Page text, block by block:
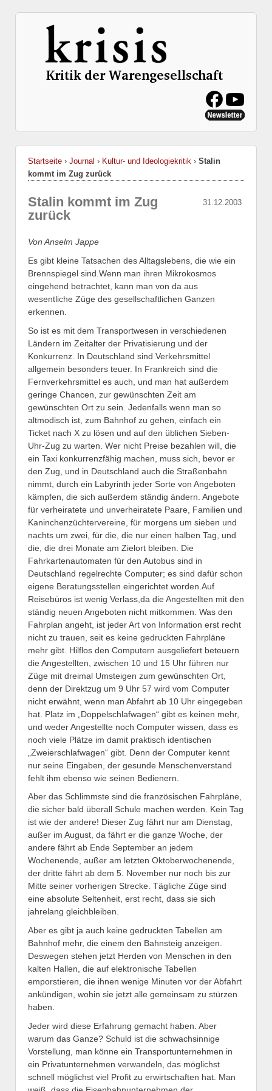
Startseite › Journal › Kultur- und Ideologiekritik › Stalin
kommt im Zug zurück
31.12.2003
Stalin kommt im Zug
zurück
Von Anselm Jappe
Es gibt kleine Tatsachen des Alltagslebens, die wie ein
Brennspiegel sind.Wenn man ihren Mikrokosmos
eingehend betrachtet, kann man von da aus
wesentliche Züge des gesellschaftlichen Ganzen
erkennen.
So ist es mit dem Transportwesen in verschiedenen
Ländern im Zeitalter der Privatisierung und der
Konkurrenz. In Deutschland sind Verkehrsmittel
allgemein besonders teuer. In Frankreich sind die
Fernverkehrsmittel es auch, und man hat außerdem
geringe Chancen, zur gewünschten Zeit am
gewünschten Ort zu sein. Jedenfalls wenn man so
altmodisch ist, zum Bahnhof zu gehen, einfach ein
Ticket nach X zu lösen und auf den üblichen Sieben-
Uhr-Zug zu warten. Wer nicht Preise bezahlen will, die
ein Taxi konkurrenzfähig machen, muss sich, bevor er
den Zug, und in Deutschland auch die Straßenbahn
nimmt, durch ein Labyrinth jeder Sorte von Angeboten
kämpfen, die sich außerdem ständig ändern. Angebote
für verheiratete und unverheiratete Paare, Familien und
Kaninchenzüchtervereine, für morgens um sieben und
nachts um zwei, für die, die nur einen halben Tag, und
die, die drei Monate am Zielort bleiben. Die
Fahrkartenautomaten für den Autobus sind in
Deutschland regelrechte Computer; es sind dafür schon
eigene Beratungsstellen eingerichtet worden.Auf
Reisebüros ist wenig Verlass,da die Angestellten mit den
ständig neuen Angeboten nicht mitkommen. Was den
Fahrplan angeht, ist jeder Art von Information erst recht
nicht zu trauen, seit es keine gedruckten Fahrpläne
mehr gibt. Hilflos den Computern ausgeliefert beteuern
die Angestellten, zwischen 10 und 15 Uhr führen nur
Züge mit dreimal Umsteigen zum gewünschten Ort,
denn der Direktzug um 9 Uhr 57 wird vom Computer
nicht erwähnt, wenn man Abfahrt ab 10 Uhr eingegeben
hat. Platz im „Doppelschlafwagen“ gibt es keinen mehr,
und weder Angestellte noch Computer wissen, dass es
noch viele Plätze im damit praktisch identischen
„Zweierschlafwagen“ gibt. Denn der Computer kennt
nur seine Eingaben, der gesunde Menschenverstand
fehlt ihm ebenso wie seinen Bedienern.
Aber das Schlimmste sind die französischen Fahrpläne,
die sicher bald überall Schule machen werden. Kein Tag
ist wie der andere! Dieser Zug fährt nur am Dienstag,
außer im August, da fährt er die ganze Woche, der
andere fährt ab Ende September an jedem
Wochenende, außer am letzten Oktoberwochenende,
der dritte fährt ab dem 5. November nur noch bis zur
Mitte seiner vorherigen Strecke. Tägliche Züge sind
eine absolute Seltenheit, erst recht, dass sie sich
jahrelang gleichbleiben.
Aber es gibt ja auch keine gedruckten Tabellen am
Bahnhof mehr, die einem den Bahnsteig anzeigen.
Deswegen stehen jetzt Herden von Menschen in den
kalten Hallen, die auf elektronische Tabellen
emporstieren, die ihnen wenige Minuten vor der Abfahrt
ankündigen, wohin sie jetzt alle gemeinsam zu stürzen
haben.
Jeder wird diese Erfahrung gemacht haben. Aber
warum das Ganze? Schuld ist die schwachsinnige
Vorstellung, man könne ein Transportunternehmen in
ein Privatunternehmen verwandeln, das möglichst
schnell möglichst viel Profit zu erwirtschaften hat. Man